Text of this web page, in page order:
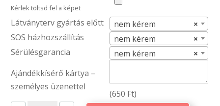
Kérlek töltsd fel a képet
Látványterv gyártás előtt ×
nem kérem
SOS házhozszállítás
×
nem kérem
Sérülésgarancia
×
nem kérem
Ajándékkísérő kártya –
személyes üzenettel
(650 Ft)